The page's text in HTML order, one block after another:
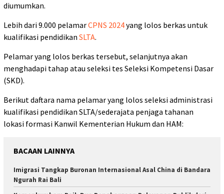
diumumkan.
Lebih dari 9.000 pelamarCPNS 2024yang lolos berkas untuk
kualifikasi pendidikan SLTA.
Pelamar yang lolos berkas tersebut, selanjutnya akan
menghadapi tahap atau seleksi tes Seleksi Kompetensi Dasar
(SKD).
Berikut daftara nama pelamar yang lolos seleksi administrasi
kualifikasi pendidikan SLTA/sederajata penjaga tahanan
lokasi formasi Kanwil Kementerian Hukum dan HAM:
BACAAN LAINNYA
Imigrasi Tangkap Buronan Internasional Asal China di Bandara
Ngurah Rai Bali